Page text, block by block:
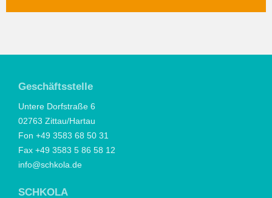
Geschäftsstelle
Untere Dorfstraße 6
02763 Zittau/Hartau
Fon +49 3583 68 50 31
Fax +49 3583 5 86 58 12
info@schkola.de
SCHKOLA